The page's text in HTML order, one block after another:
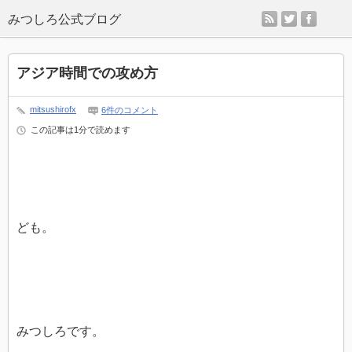
rss twitter
アジア時間での攻め方
mitsushirofx 6件のコメント
この記事は1分で読めます
ども。
みつしろです。